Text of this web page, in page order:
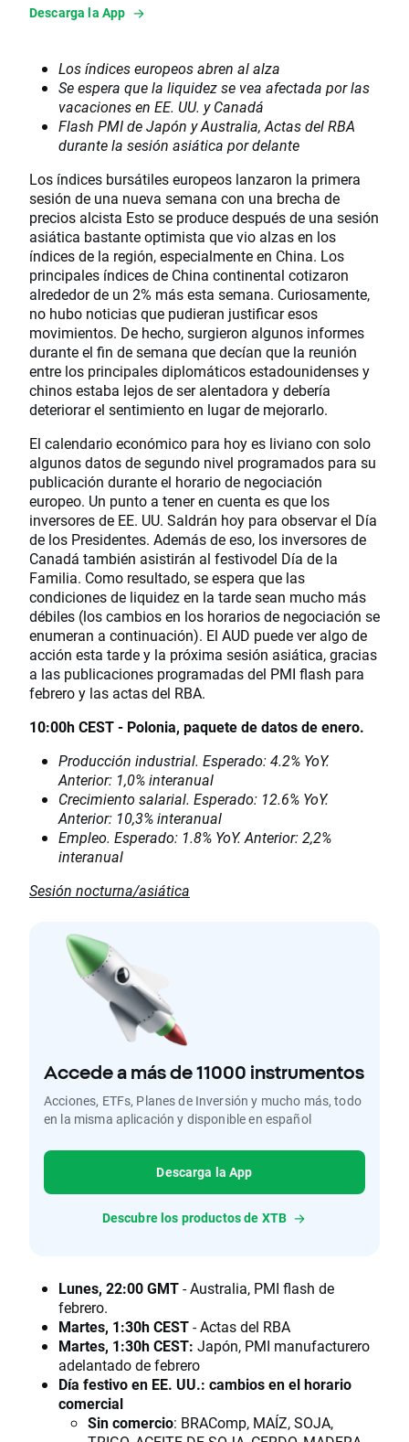
Descarga la App
Los índices europeos abren al alza
Se espera que la liquidez se vea afectada por las
vacaciones en EE. UU. y Canadá
Flash PMI de Japón y Australia, Actas del RBA
durante la sesión asiática por delante
Los índices bursátiles europeos lanzaron la primera
sesión de una nueva semana con una brecha de
precios alcista Esto se produce después de una sesión
asiática bastante optimista que vio alzas en los
índices de la región, especialmente en China. Los
principales índices de China continental cotizaron
alrededor de un 2% más esta semana. Curiosamente,
no hubo noticias que pudieran justificar esos
movimientos. De hecho, surgieron algunos informes
durante el fin de semana que decían que la reunión
entre los principales diplomáticos estadounidenses y
chinos estaba lejos de ser alentadora y debería
deteriorar el sentimiento en lugar de mejorarlo.
El calendario económico para hoy es liviano con solo
algunos datos de segundo nivel programados para su
publicación durante el horario de negociación
europeo. Un punto a tener en cuenta es que los
inversores de EE. UU. Saldrán hoy para observar el Día
de los Presidentes. Además de eso, los inversores de
Canadá también asistirán al festivodel Día de la
Familia. Como resultado, se espera que las
condiciones de liquidez en la tarde sean mucho más
débiles (los cambios en los horarios de negociación se
enumeran a continuación). El AUD puede ver algo de
acción esta tarde y la próxima sesión asiática, gracias
a las publicaciones programadas del PMI flash para
febrero y las actas del RBA.
10:00h CEST - Polonia, paquete de datos de enero.
Producción industrial. Esperado: 4.2% YoY.
Anterior: 1,0% interanual
Crecimiento salarial. Esperado: 12.6% YoY.
Anterior: 10,3% interanual
Empleo. Esperado: 1.8% YoY. Anterior: 2,2%
interanual
Sesión nocturna/asiática
Accede a más de 11000 instrumentos
Acciones, ETFs, Planes de Inversión y mucho más, todo
en la misma aplicación y disponible en español
Descarga la App
Descubre los productos de XTB
Lunes, 22:00 GMT- Australia, PMI flash de
febrero.
Martes, 1:30h CEST- Actas del RBA
Martes, 1:30h CEST: Japón, PMI manufacturero
adelantado de febrero
Día festivo en EE. UU.: cambios en el horario
comercial
Sin comercio: BRAComp, MAÍZ, SOJA,